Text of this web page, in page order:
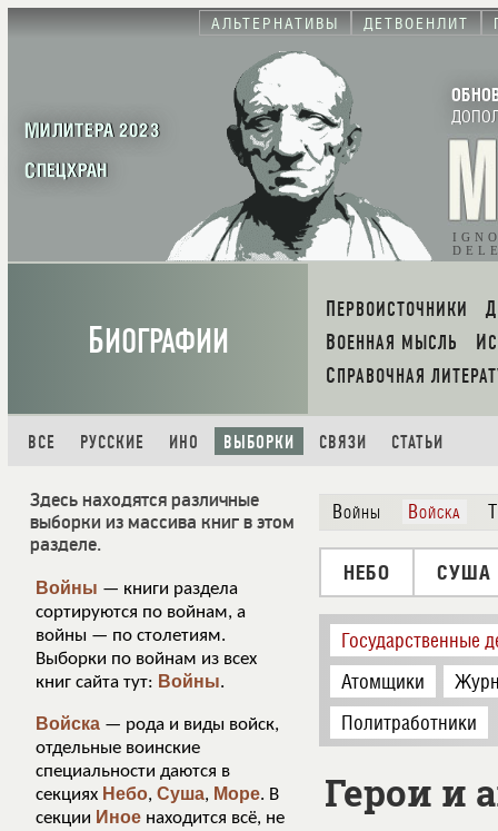
АЛЬТЕРНАТИВЫ ДЕТВОЕНЛИТ
МИЛИТЕРА 2023
СПЕЦХРАН
БИОГРАФИИ
ПЕРВОИСТОЧНИКИ
ВОЕННАЯ МЫСЛЬ
СПРАВОЧНАЯ
ВСЕ РУССКИЕ ИНО ВЫБОРКИ СВЯЗИ СТАТЬИ
Здесь находятся различные
выборки из массива книг в этом
разделе.
Войны — книги раздела
сортируются по войнам, а
войны — по столетиям.
Выборки по войнам из всех
книг сайта тут: Войны.
Войска — рода и виды войск,
отдельные воинские
специальности даются в
секциях Небо, Суша, Море. В
секции Иное находится всё, не
Войны Войска
НЕБО СУША
Государственные
Атомщики
Политработники
Герои и